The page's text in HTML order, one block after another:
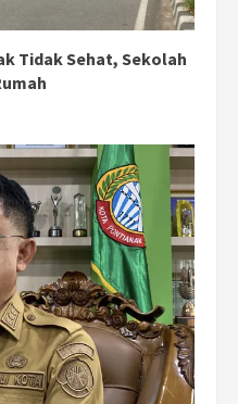
Tidak Sehat, Sekolah